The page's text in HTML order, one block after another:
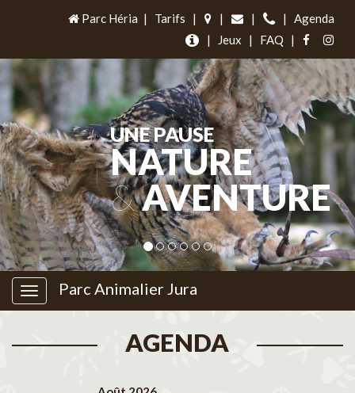
Parc Héria | Tarifs | | | |
Agenda
|
Jeux | FAQ |
UNE PAUSE
NATURE
&AVENTURE
Parc Animalier Jura
AGENDA